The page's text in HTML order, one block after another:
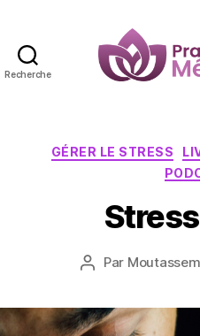
Recherche
GÉRER LE STRESS
Auteur
Par Moutassem